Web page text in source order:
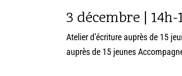
3 décembre | 14h-
Atelier d’écriture auprès de 15
auprès de 15 jeunes